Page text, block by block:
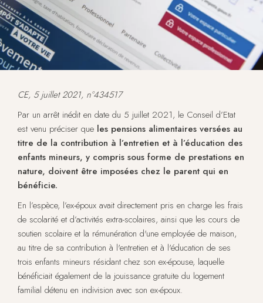
CE, 5 juillet 2021, n°434517
Par un arrêt inédit en date du 5 juillet 2021, le Conseil d’Etat
est venu préciser que les pensions alimentaires versées au
titre de la contribution à l’entretien et à l’éducation des
enfants mineurs, y compris sous forme de prestations en
nature, doivent être imposées chez le parent qui en
bénéficie.
En l’espèce, l’ex-époux avait directement pris en charge les frais
de scolarité et d’activités extra-scolaires, ainsi que les cours de
soutien scolaire et la rémunération d'une employée de maison,
au titre de sa contribution à l'entretien et à l'éducation de ses
trois enfants mineurs résidant chez son ex-épouse, laquelle
bénéficiait également de la jouissance gratuite du logement
familial détenu en indivision avec son ex-époux.